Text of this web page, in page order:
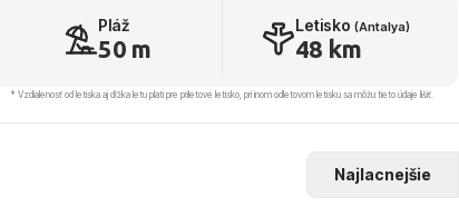
Pláž
50 m
Letisko(Antalya)
48 km
* Vzdialenosť od letiska aj dľžka letu platí pre príletové letisko, pri inom odletovom letisku sa môžu tieto údaje líšiť.
Najlacnejšie